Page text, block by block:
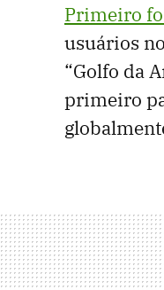
Primeiro
usuários
“Golfo da
primeiro